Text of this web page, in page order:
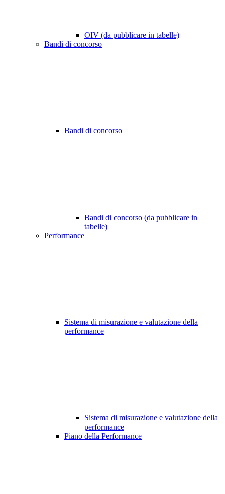
OIV (da pubblicare in tabelle)
Bandi di concorso
Bandi di concorso
Bandi di concorso (da pubblicare in
tabelle)
Performance
Sistema di misurazione e valutazione della
performance
Sistema di misurazione e valutazione della
performance
Piano della Performance